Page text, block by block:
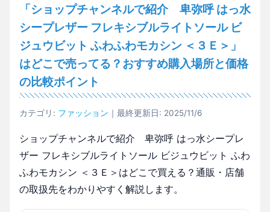
「ショップチャンネルで紹介 卑弥呼 はっ水
シープレザー フレキシブルライトソール ビ
ジュウビット ふわふわモカシン ＜３Ｅ＞」
はどこで売ってる？おすすめ購入場所と価格
の比較ポイント
カテゴリ: ファッション ｜最終更新日: 2025/11/6
ショップチャンネルで紹介 卑弥呼 はっ水シープレ
ザー フレキシブルライトソール ビジュウビット ふわ
ふわモカシン ＜３Ｅ＞はどこで買える？通販・店舗
の取扱先をわかりやすく解説します。